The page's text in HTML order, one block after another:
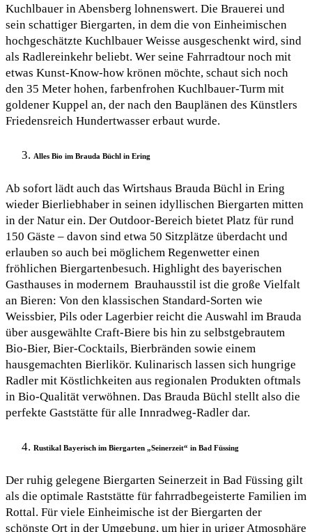
Kuchlbauer in Abensberg lohnenswert. Die Brauerei und
sein schattiger Biergarten, in dem die von Einheimischen
hochgeschätzte Kuchlbauer Weisse ausgeschenkt wird, sind
als Radlereinkehr beliebt. Wer seine Fahrradtour noch mit
etwas Kunst-Know-how krönen möchte, schaut sich noch
den 35 Meter hohen, farbenfrohen Kuchlbauer-Turm mit
goldener Kuppel an, der nach den Bauplänen des Künstlers
Friedensreich Hundertwasser erbaut wurde.
Alles Bio im Brauda Büchl in Ering
Ab sofort lädt auch das Wirtshaus Brauda Büchl in Ering
wieder Bierliebhaber in seinen idyllischen Biergarten mitten
in der Natur ein. Der Outdoor-Bereich bietet Platz für rund
150 Gäste – davon sind etwa 50 Sitzplätze überdacht und
erlauben so auch bei möglichem Regenwetter einen
fröhlichen Biergartenbesuch. Highlight des bayerischen
Gasthauses in modernem Brauhausstil ist die große Vielfalt
an Bieren: Von den klassischen Standard-Sorten wie
Weissbier, Pils oder Lagerbier reicht die Auswahl im Brauda
über ausgewählte Craft-Biere bis hin zu selbstgebrautem
Bio-Bier, Bier-Cocktails, Bierbränden sowie einem
hausgemachten Bierlikör. Kulinarisch lassen sich hungrige
Radler mit Köstlichkeiten aus regionalen Produkten oftmals
in Bio-Qualität verwöhnen. Das Brauda Büchl stellt also die
perfekte Gaststätte für alle Innradweg-Radler dar.
Rustikal Bayerisch im Biergarten „Seinerzeit“ in Bad Füssing
Der ruhig gelegene Biergarten Seinerzeit in Bad Füssing gilt
als die optimale Raststätte für fahrradbegeisterte Familien im
Rottal. Für viele Einheimische ist der Biergarten der
schönste Ort in der Umgebung, um hier in uriger Atmosphäre